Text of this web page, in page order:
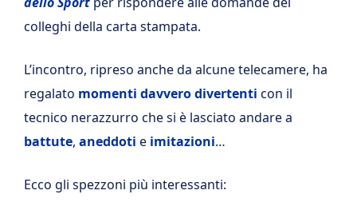
colleghi della carta stampata.
L’incontro, ripreso anche da alcune telecamere, ha
regalato momenti davvero divertenti con il
tecnico nerazzurro che si è lasciato andare a
battute, aneddoti e imitazioni…
Ecco gli spezzoni più interessanti: